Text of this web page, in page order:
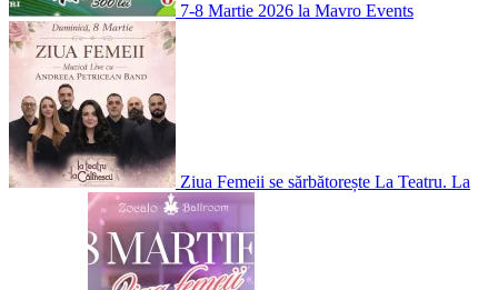
7-8 Martie 2026 la Mavro Events
Ziua Femeii se sărbătorește La Teatru. La